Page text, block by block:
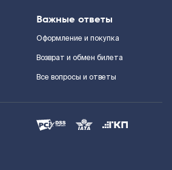
Важные ответы
Оформление и покупка
Возврат и обмен билета
Все вопросы и ответы